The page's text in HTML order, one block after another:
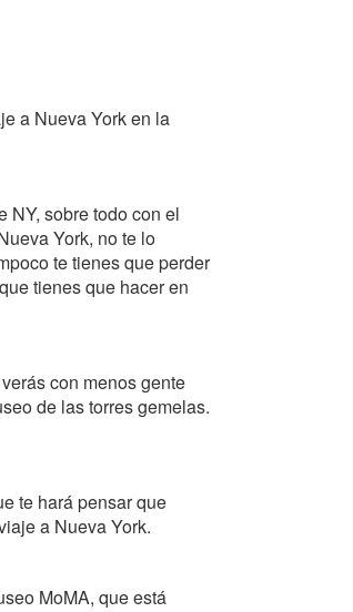
a Nueva York en la
NY, sobre todo con el
York, no te lo
te tienes que perder
tienes que hacer en
con menos gente
de las torres gemelas.
te hará pensar que
a Nueva York.
MoMA, que está